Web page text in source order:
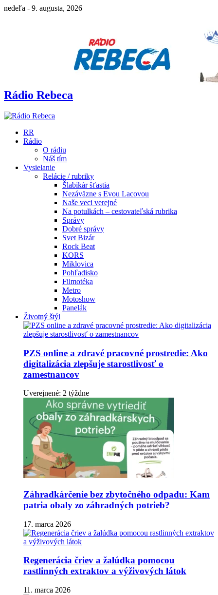
nedeľa - 9. augusta, 2026
Rádio Rebeca
RR
Rádio
O rádiu
Náš tím
Vysielanie
Relácie / rubriky
Šlabikár šťastia
Nezáväzne s Evou Lacovou
Naše veci verejné
Na potulkách – cestovateľská rubrika
Správy
Dobré správy
Svet Bizár
Rock Beat
KORS
Miklovica
Pohľadisko
Filmotéka
Metro
Motoshow
Panelák
Životný štýl
PZS online a zdravé pracovné prostredie: Ako
digitalizácia zlepšuje starostlivosť o
zamestnancov
Uverejnené: 2 týždne
Záhradkárčenie bez zbytočného odpadu: Kam
patria obaly zo záhradných potrieb?
17. marca 2026
Regenerácia čriev a žalúdka pomocou
rastlinných extraktov a výživových látok
11. marca 2026